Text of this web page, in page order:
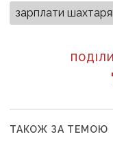
зарплати
ТАКОЖ ЗА ТЕМОЮ